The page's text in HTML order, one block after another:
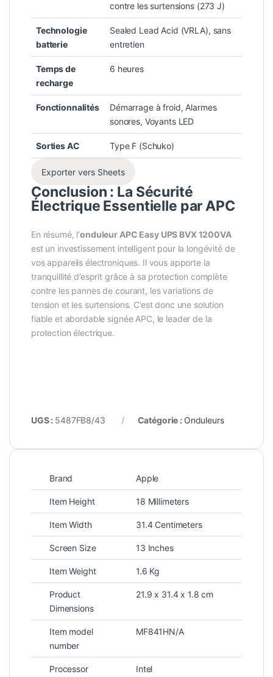
contre les surtensions (273 J)
Technologie
batterie
Sealed Lead Acid (VRLA), sans
entretien
Temps de
recharge
6 heures
Fonctionnalités
Démarrage à froid, Alarmes
sonores, Voyants LED
Sorties AC Type F (Schuko)
Exporter vers Sheets
Conclusion : La Sécurité
Électrique Essentielle par APC
En résumé, l’onduleur APC Easy UPS BVX 1200VA
est un investissement intelligent pour la longévité de
vos appareils électroniques. Il vous apporte la
tranquillité d’esprit grâce à sa protection complète
contre les pannes de courant, les variations de
tension et les surtensions. C’est donc une solution
fiable et abordable signée APC, le leader de la
protection électrique.
UGS : 5487FB8/43 Catégorie : Onduleurs
Brand Apple
Item Height 18 Millimeters
Item Width 31.4 Centimeters
Screen Size 13 Inches
Item Weight 1.6 Kg
Product
Dimensions
21.9 x 31.4 x 1.8 cm
Item model
number
MF841HN/A
Processor
Intel